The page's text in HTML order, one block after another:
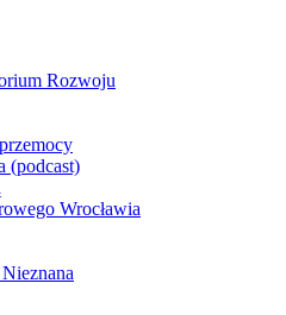
Rozwoju
(podcast)
Wrocławia